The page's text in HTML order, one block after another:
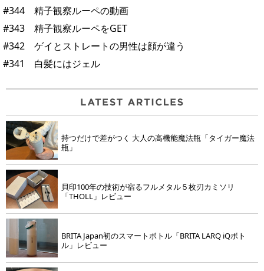
#344 精子観察ルーペの動画
#343 精子観察ルーペをGET
#342 ゲイとストレートの男性は顔が違う
#341 白髪にはジェル
持つだけで差がつく 大人の高機能魔法瓶「タイガー魔法
瓶」
貝印100年の技術が宿るフルメタル５枚刃カミソリ
「THOLL」レビュー
BRITA Japan初のスマートボトル「BRITA LARQ iQボト
ル」レビュー